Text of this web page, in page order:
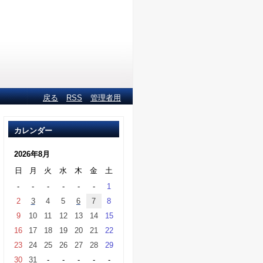
戻る RSS 管理者用
カレンダー
2026年8月
日
月 火 水 木 金
土
-
- - - - -
1
2
3 4 5 6 7
8
9
10 11 12 13 14
15
16
17 18 19 20 21
22
23
24 25 26 27 28
29
30
31 - - - - -